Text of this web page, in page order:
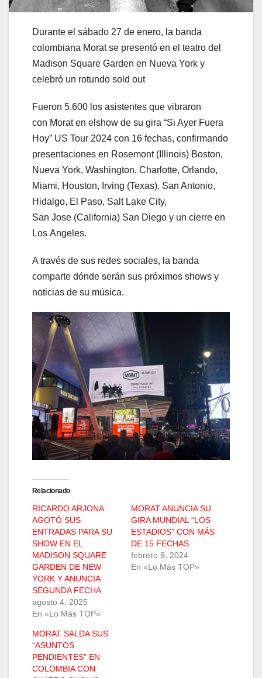
Durante el sábado 27 de enero, la banda
colombiana Morat se presentó en el teatro del
Madison Square Garden en Nueva York y
celebró un rotundo sold out
Fueron 5.600 los asistentes que vibraron
con Morat en el show de su gira “Si Ayer Fuera
Hoy” US Tour 2024 con 16 fechas, confirmando
presentaciones en Rosemont (Illinois) Boston,
Nueva York, Washington, Charlotte, Orlando,
Miami, Houston, Irving (Texas), San Antonio,
Hidalgo, El Paso, Salt Lake City,
San Jose (California) San Diego y un cierre en
Los Angeles.
A través de sus redes sociales, la banda
comparte dónde serán sus próximos shows y
noticias de su música.
Relacionado
RICARDO ARJONA
AGOTÓ SUS
ENTRADAS PARA SU
SHOW EN EL
MADISON SQUARE
GARDEN DE NEW
YORK Y ANUNCIA
SEGUNDA FECHA
agosto 4, 2025
En «Lo Más TOP»
MORAT ANUNCIA SU
GIRA MUNDIAL “LOS
ESTADIOS” CON MÁS
DE 15 FECHAS
febrero 9, 2024
En «Lo Más TOP»
MORAT SALDA SUS
“ASUNTOS
PENDIENTES” EN
COLOMBIA CON